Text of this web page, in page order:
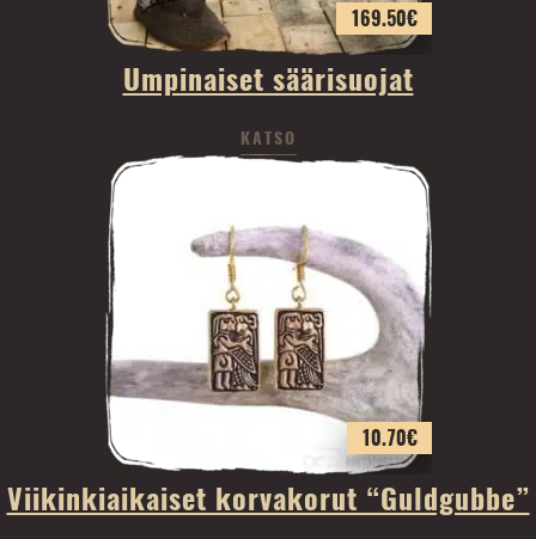
169.50€
Umpinaiset säärisuojat
KATSO
10.70€
Viikinkiaikaiset korvakorut “Guldgubbe”